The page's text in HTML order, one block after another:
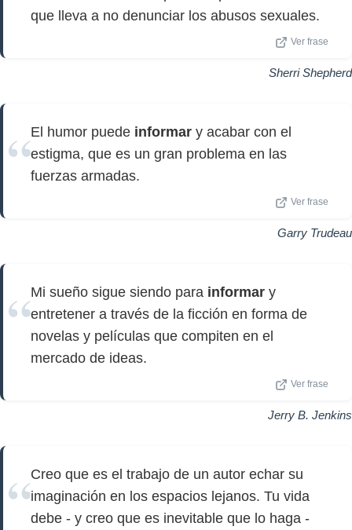
que lleva a no denunciar los abusos sexuales.
Ver frase
Sherri Shepherd
El humor puede informar y acabar con el
estigma, que es un gran problema en las
fuerzas armadas.
Ver frase
Garry Trudeau
Mi sueño sigue siendo para informar y
entretener a través de la ficción en forma de
novelas y películas que compiten en el
mercado de ideas.
Ver frase
Jerry B. Jenkins
Creo que es el trabajo de un autor echar su
imaginación en los espacios lejanos. Tu vida
debe - y creo que es inevitable que lo haga -